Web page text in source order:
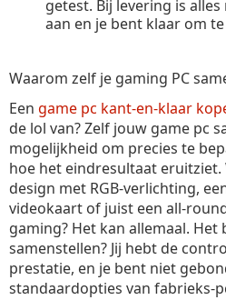
getest. Bij levering is
aan en je bent klaar om
Waarom zelf je gaming PC
Een game pc kant-en-klaar
de lol van? Zelf jouw game pc
mogelijkheid om precies te
hoe het eindresultaat eruitziet.
design met RGB-verlichting,
videokaart of juist een all-
gaming? Het kan allemaal. Het
samenstellen? Jij hebt de
prestatie, en je bent niet
standaardopties van fabrieks-